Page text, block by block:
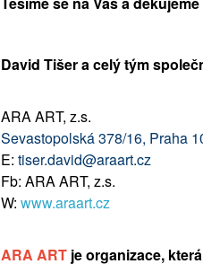
David Tišer a celý tým
ARA ART, z.s.
Sevastopolská 378/16, Praha
E: tiser.david@araart.cz
Fb: ARA ART, z.s.
W: www.araart.cz
ARA ART je organizace,